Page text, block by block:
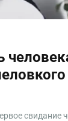
свидание